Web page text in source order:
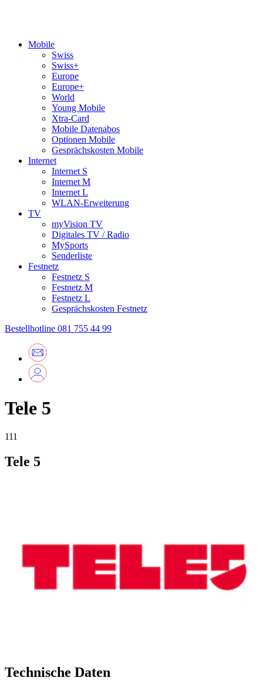
Mobile
Swiss
Swiss+
Europe
Europe+
World
Young Mobile
Xtra-Card
Mobile Datenabos
Optionen Mobile
Gesprächskosten Mobile
Internet
Internet S
Internet M
Internet L
WLAN-Erweiterung
TV
myVision TV
Digitales TV / Radio
MySports
Senderliste
Festnetz
Festnetz S
Festnetz M
Festnetz L
Gesprächskosten Festnetz
Bestellhotline 081 755 44 99
Tele 5
111
Tele 5
Technische Daten